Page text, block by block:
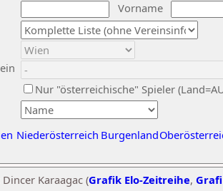
Vorname
Nur "österreichische" Spieler
Niederösterreich Burgenland
Karaagac (Grafik Elo-Zeitreihe,